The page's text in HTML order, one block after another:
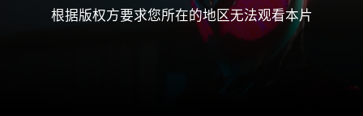
根据版权方要求您所在的地区无法观看本片